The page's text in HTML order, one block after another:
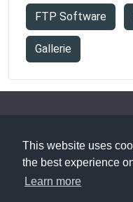
This website uses
the best experience
Learn more
FTP Software
Gallerie
Glossar Kontakt
Datenschutzerklärung